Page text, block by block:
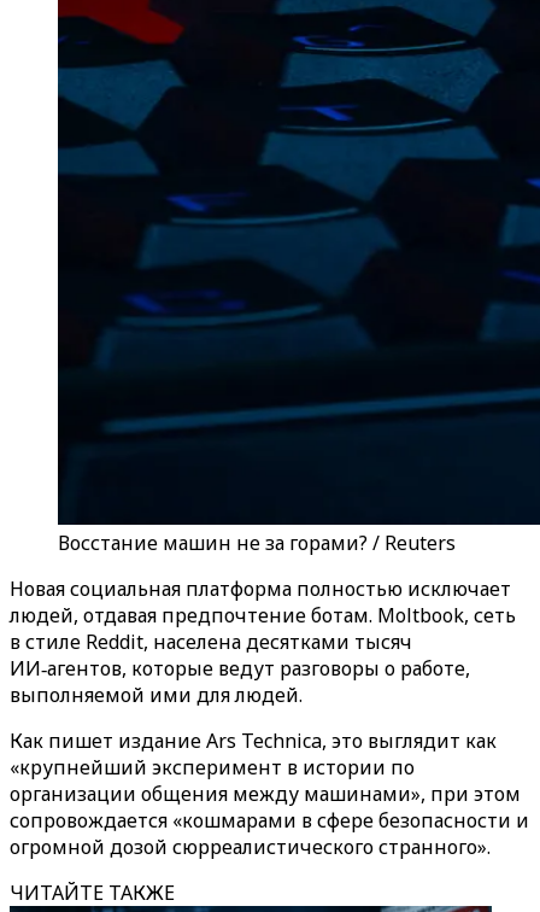
Восстание машин не за горами? / Reuters
Новая социальная платформа полностью исключает
людей, отдавая предпочтение ботам. Moltbook, сеть
в стиле Reddit, населена десятками тысяч
ИИ‑агентов, которые ведут разговоры о работе,
выполняемой ими для людей.
Как пишет издание Ars Technica, это выглядит как
«крупнейший эксперимент в истории по
организации общения между машинами», при этом
сопровождается «кошмарами в сфере безопасности и
огромной дозой сюрреалистического странного».
ЧИТАЙТЕ ТАКЖЕ